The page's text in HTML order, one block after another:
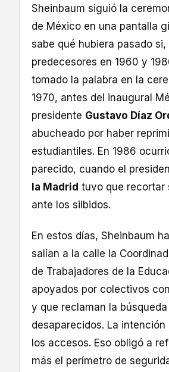
Sheinbaum siguió la
de México en una pantalla
sabe qué hubiera pasado
predecesores en 1960 y
tomado la palabra en la
1970, antes del inaugural
presidente Gustavo Díaz
abucheado por haber
estudiantiles. En 1986
parecido, cuando el
la Madrid tuvo que recortar
ante los silbidos.
En estos días, Sheinbaum
salían a la calle la
de Trabajadores de la
apoyados por colectivos
y que reclaman la búsqueda
desaparecidos. La
los accesos. Eso obligó a
más el perímetro de